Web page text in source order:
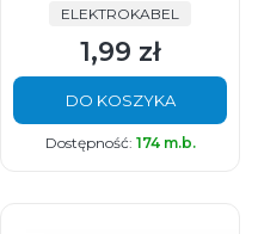
PRODUCENT
ELEKTROKABEL
Cena
1,99 zł
DO KOSZYKA
Dostępność: 174 m.b.